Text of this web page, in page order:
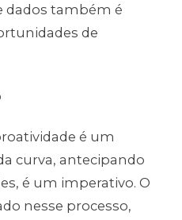
dados também é
de
é um
curva, antecipando
é um imperativo. O
nesse processo,